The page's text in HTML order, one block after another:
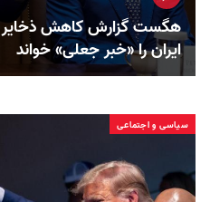
هگست گزارش کاهش ذخایر
ایران را «خبر جعلی» خواند
سیاسی و اجتماعی